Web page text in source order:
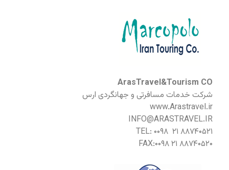
ArasTravel&Tourism CO
شرکت خدمات مسافرتی و جهانگردی ارس
www.Arastravel.ir
INFO@ARASTRAVEL.IR
TEL: ۰۰۹۸ ۲۱ ۸۸۷۴۰۵۲۱
FAX:۰۰۹۸ ۲۱ ۸۸۷۴۰۵۲۰